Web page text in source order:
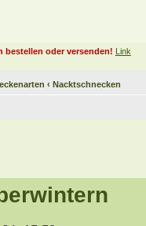
bestellen oder versenden! Link
‹ Nacktschnecken